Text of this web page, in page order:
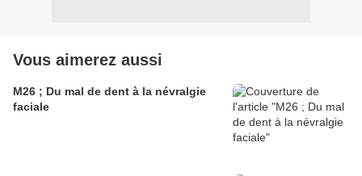
Vous aimerez aussi
M26 ; Du mal de dent à la névralgie
faciale